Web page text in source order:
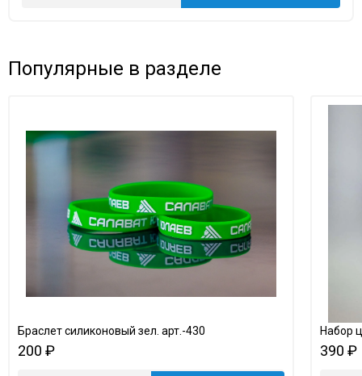
Популярные в разделе
Браслет силиконовый зел. арт.-430
200 ₽
Набор
390 ₽